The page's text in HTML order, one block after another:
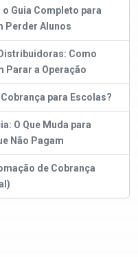
Guia Completo para
Perder Alunos
Como
Parar a Operação
para Escolas?
O Que Muda para
Não Pagam
de Cobrança